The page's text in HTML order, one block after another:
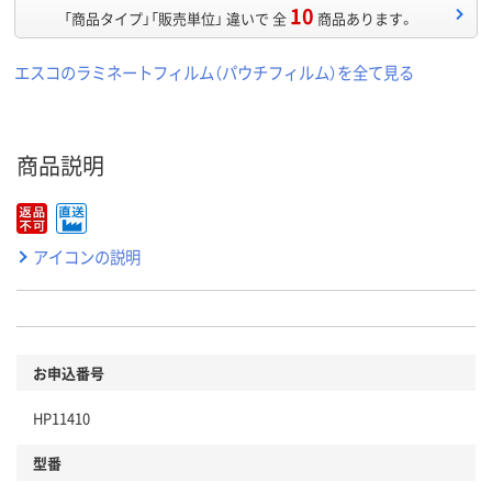
「商品タイプ」「販売単位」 違いで 全 10 商品あります。
エスコのラミネートフィルム（パウチフィルム）を全て見る
商品説明
アイコンの説明
お申込番号
HP11410
型番